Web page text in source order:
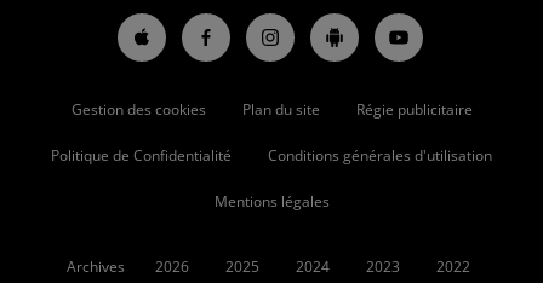
Gestion des cookies Plan du site Régie publicitaire
Politique de Confidentialité Conditions générales d'utilisation
Mentions légales
Archives 2026 2025 2024 2023 2022